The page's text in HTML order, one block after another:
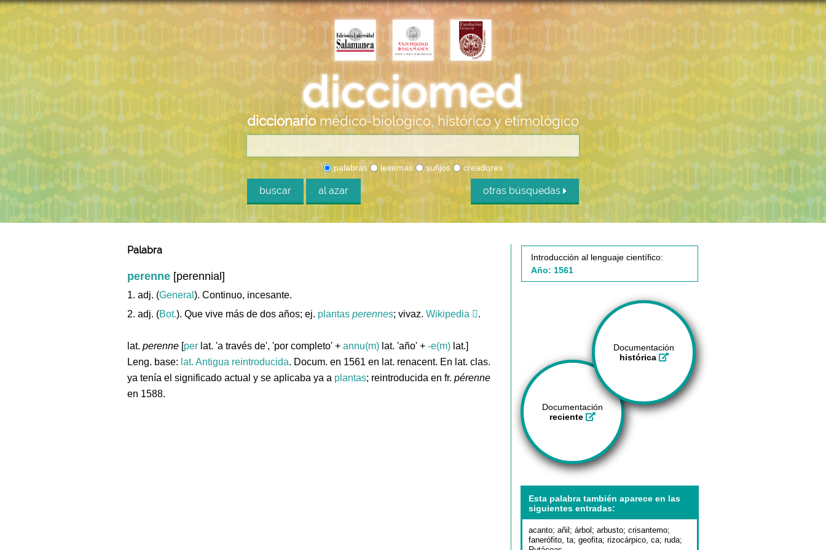
diccionario médico-biológico, histórico y etimológico
palabras lexemas sufijos creadores
buscar al azar otras búsquedas
Palabra
perenne [perennial]
1. adj. (General ). Continuo, incesante.
2. adj. (Bot.). Que vive más de dos años; ej. plantas perennes; vivaz. Wikipedia .
lat. perenne [per lat. 'a través de', 'por completo' + annu(m) lat. 'año' + -e(m) lat.]
Leng. base: lat. Antigua reintroducida. Docum. en 1561 en lat. renacent. En lat. clas.
ya tenía el significado actual y se aplicaba ya a plantas; reintroducida en fr. pérenne
en 1588.
Introducción al lenguaje científico:
Año: 1561
Documentación
histórica
Documentación
reciente
Esta palabra también aparece en las
siguientes entradas:
acanto; añil; árbol; arbusto; crisantemo;
fanerófito, ta; geofita; rizocárpico, ca; ruda;